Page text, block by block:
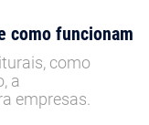
como funcionam
como
a
empresas.